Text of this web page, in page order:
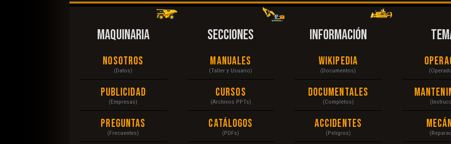
MAQUINARIA
Nosotros
(Datos)
Publicidad
(Empresas)
Preguntas
(Frecuentes)
SECCIONES
Manuales
(Taller y Usuario)
Cursos
(Archivos PPTs)
Catálogos
(PDFs)
INFORMACIÓN
Wikipedia
(Documentos)
Documentales
(Completos)
Accidentes
(Peligros)